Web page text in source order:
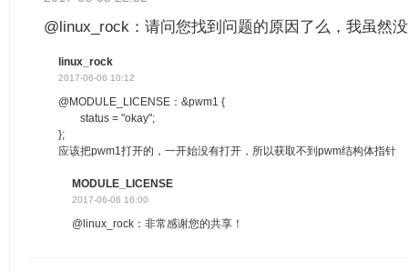
@linux_rock：请问您找到问题的原因了么，我虽然
linux_rock
2017-06-06 10:12
@MODULE_LICENSE：&pwm1 {
status = "okay";
};
应该把pwm1打开的，一开始没有打开，所以获取不到pwm结构体指针
MODULE_LICENSE
2017-06-06 16:00
@linux_rock：非常感谢您的共享！